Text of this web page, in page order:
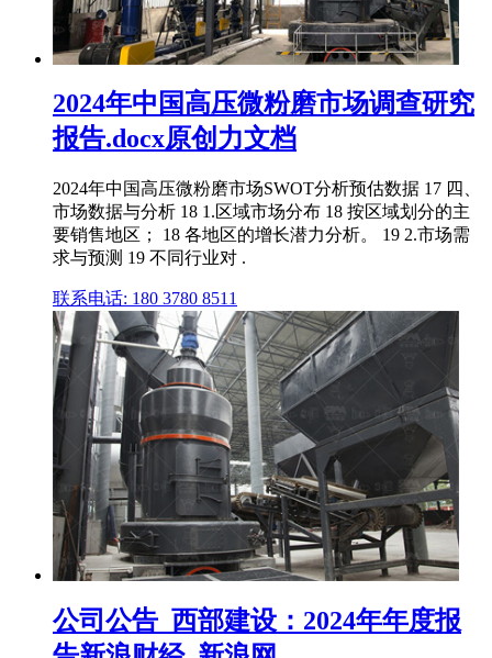
2024年中国高压微粉磨市场调查研究
报告.docx原创力文档
2024年中国高压微粉磨市场SWOT分析预估数据 17 四、
市场数据与分析 18 1.区域市场分布 18 按区域划分的主
要销售地区； 18 各地区的增长潜力分析。 19 2.市场需
求与预测 19 不同行业对 .
联系电话: 180 3780 8511
公司公告_西部建设：2024年年度报